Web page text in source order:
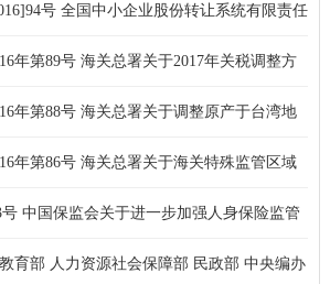
的若干意见
号 全国中小企业股份转让系统有限责任
失信主体实施联合惩戒措施的监管问答》的
年第89号 海关总署关于2017年关税调整方
年第88号 海关总署关于调整原产于台湾地
税的产品清单的公告
年第86号 海关总署关于海关特殊监管区域
物流转管理的公告[全文废止]
中国保监会关于进一步加强人身保险监管
止]
育部 人力资源社会保障部 民政部 中央编办